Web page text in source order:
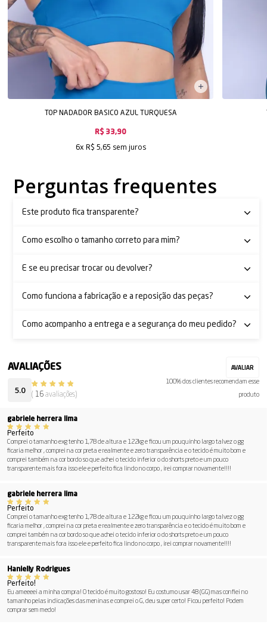
TOP NADADOR BASICO AZUL TURQUESA
R$ 33,90
6x R$ 5,65 sem juros
Perguntas frequentes
Este produto fica transparente?
Como escolho o tamanho correto para mim?
E se eu precisar trocar ou devolver?
Como funciona a fabricação e a reposição das peças?
Como acompanho a entrega e a segurança do meu pedido?
5.0 16 avaliações)
100% dos clientes recomendam esse
produto
gabriele herrera lima
Perfeito
Comprei o tamanho exg tenho 1,78 de altura e 122kg e ficou um pouquinho largo talvez o gg
ficaria melhor , comprei na cor preta e realmente e zero transparência e o tecido é muito bom e
comprei também na cor bordo so que achei o tecido inferior o do shorts preto e um pouco
transparente mais fora isso ele e perfeito fica lindo no corpo , irei comprar novamente!!!!
gabriele herrera lima
Perfeito
Comprei o tamanho exg tenho 1,78 de altura e 122kg e ficou um pouquinho largo talvez o gg
ficaria melhor , comprei na cor preta e realmente e zero transparência e o tecido é muito bom e
comprei também na cor bordo so que achei o tecido inferior o do shorts preto e um pouco
transparente mais fora isso ele e perfeito fica lindo no corpo , irei comprar novamente!!!!
Hanielly Rodrigues
Perfeito!
Eu ameeeei a minha compra! O tecido é muito gostoso! Eu costumo usar 48 (GG) mas confiei no
tamanho pelas indicações das meninas e comprei o G, deu super certo! Ficou perfeito! Podem
comprar sem medo!